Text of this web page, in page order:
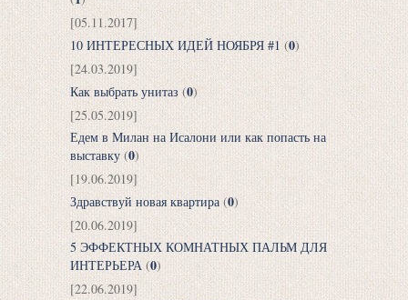
[05.11.2017]
10 ИНТЕРЕСНЫХ ИДЕЙ НОЯБРЯ #1 (0)
[24.03.2019]
Как выбрать унитаз (0)
[25.05.2019]
Едем в Милан на Исалони или как попасть на
выставку (0)
[19.06.2019]
Здравствуй новая квартира (0)
[20.06.2019]
5 ЭФФЕКТНЫХ КОМНАТНЫХ ПАЛЬМ ДЛЯ
ИНТЕРЬЕРА (0)
[22.06.2019]